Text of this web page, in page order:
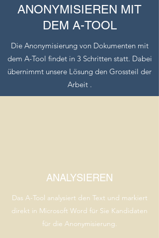
ANONYMISIEREN MIT
DEM A-TOOL
Die Anonymisierung von Dokumenten mit
dem A-Tool findet in 3 Schritten statt. Dabei
übernimmt unsere Lösung den Grossteil der
Arbeit .
ANALYSIEREN
Das A-Tool analysiert den Text und markiert
direkt in Microsoft Word für Sie Kandidaten
für die Anonymisierung.